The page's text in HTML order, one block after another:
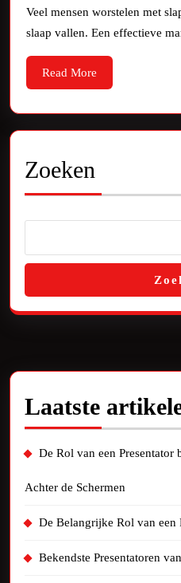
Veel mensen worstelen met
slaap vallen. Een effectieve
Read More
More
Zoeken
Laatste
De Rol van een
Achter de Schermen
De Belangrijke Rol van een
Bekendste Presentatoren